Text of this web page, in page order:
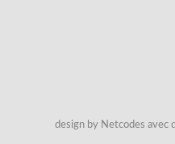
design by Netcodes avec